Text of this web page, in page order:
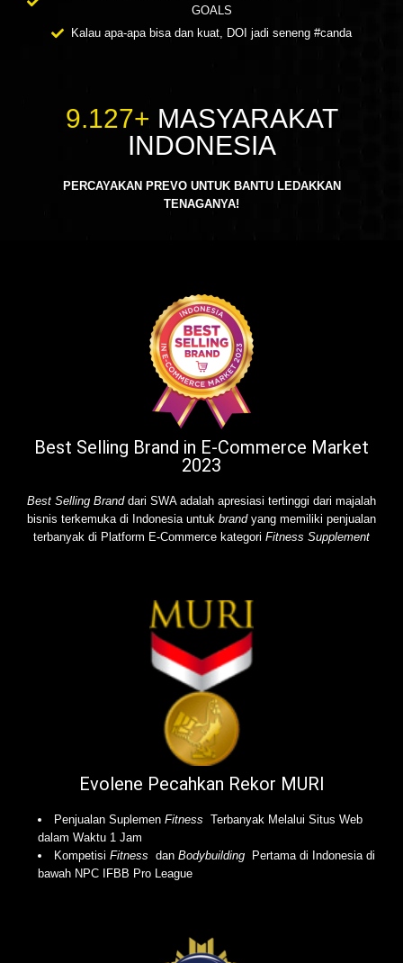
GOALS
Kalau apa-apa bisa dan kuat, DOI jadi seneng #canda
9.127+ MASYARAKAT
INDONESIA
PERCAYAKAN PREVO UNTUK BANTU LEDAKKAN
TENAGANYA!
Best Selling Brand in E-Commerce Market
2023
Best Selling Branddari SWA adalah apresiasi tertinggi dari majalah
bisnis terkemuka di Indonesia untuk brandyang memiliki penjualan
terbanyak di Platform E-Commerce kategori Fitness Supplement
Evolene Pecahkan Rekor MURI
Penjualan Suplemen Fitness Terbanyak Melalui Situs Web
dalam Waktu 1 Jam
Kompetisi Fitness dan Bodybuilding Pertama di Indonesia di
bawah NPC IFBB Pro League